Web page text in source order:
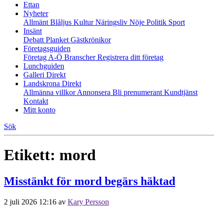
Ettan
Nyheter
Allmänt Blåljus KulturNäringsliv Nöje Politik Sport
Insänt
Debatt Planket Gästkrönikor
Företagsguiden
Företag A-Ö BranscherRegistrera ditt företag
Lunchguiden
Galleri Direkt
Landskrona Direkt
Allmänna villkorAnnonsera Bli prenumerant Kundtjänst
Kontakt
Mitt konto
Sök
Etikett: mord
Misstänkt för mord begärs häktad
2 juli 2026 12:16 av Kary Persson